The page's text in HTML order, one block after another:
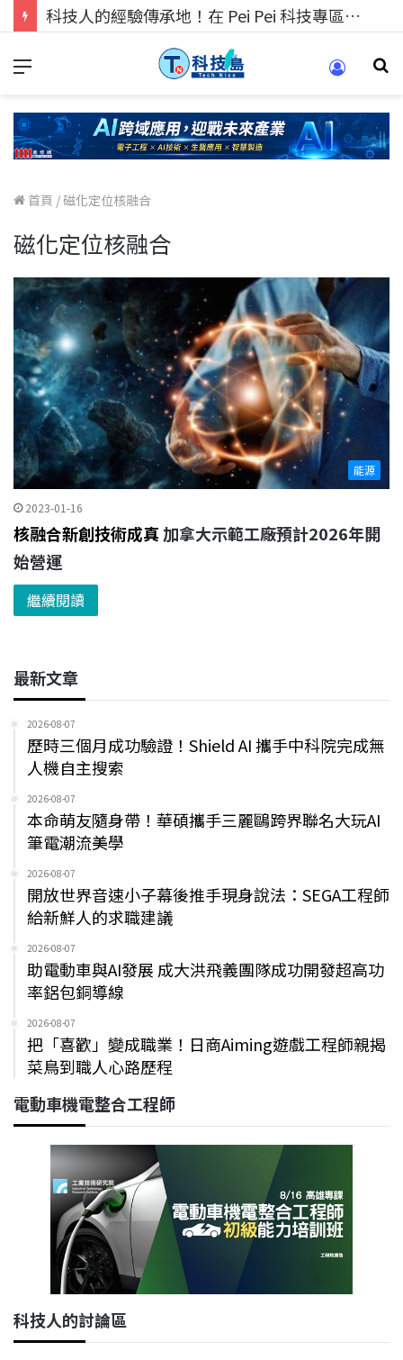
科技人的經驗傳承地！在 Pei Pei 科技專區，與學弟妹交流最硬核的技術
首頁 /磁化定位核融合
磁化定位核融合
能源
2023-01-16
核融合新創技術成真加拿大示範工廠預計2026年開
始營運
繼續閱讀
最新文章
2026-08-07
歷時三個月成功驗證！Shield AI 攜手中科院完成無
人機自主搜索
2026-08-07
本命萌友隨身帶！華碩攜手三麗鷗跨界聯名大玩AI
筆電潮流美學
2026-08-07
開放世界音速小子幕後推手現身說法：SEGA工程師
給新鮮人的求職建議
2026-08-07
助電動車與AI發展 成大洪飛義團隊成功開發超高功
率鋁包銅導線
2026-08-07
把「喜歡」變成職業！日商Aiming遊戲工程師親揭
菜鳥到職人心路歷程
電動車機電整合工程師
科技人的討論區